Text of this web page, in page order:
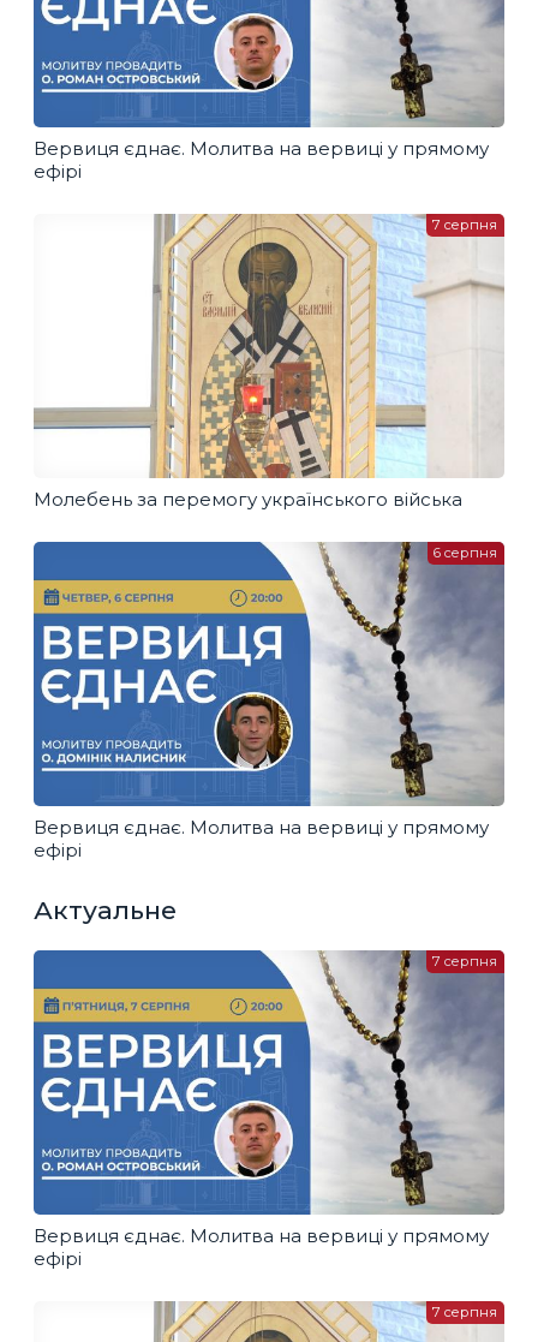
Вервиця єднає. Молитва на вервиці у прямому
ефірі
Молебень за перемогу українського війська
7 серпня
Вервиця єднає. Молитва на вервиці у прямому
ефірі
6 серпня
Актуальне
Вервиця єднає. Молитва на вервиці у прямому
ефірі
7 серпня
7 серпня